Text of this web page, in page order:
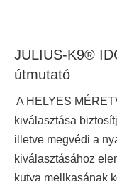
JULIUS-K9®
útmutató
A HELYES
kiválasztása
illetve megvédi a
kiválasztásához
kutya mellkasának